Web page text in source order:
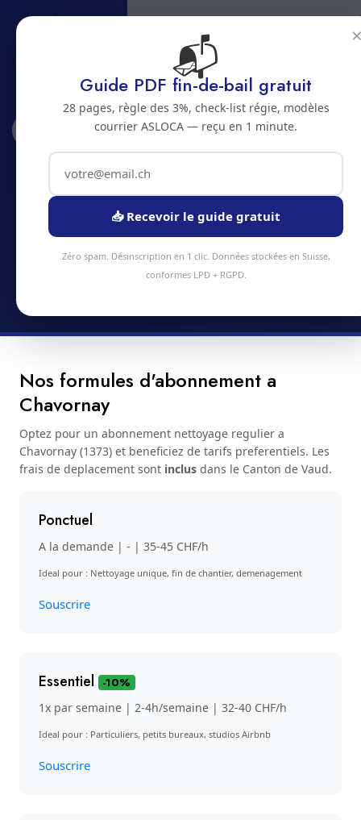
Accueil Abonnements Chavornay
Abonnement nettoyage a
Chavornay
Economisez jusqu'a 20% avec un abonnement
nettoyage regulier a Chavornay
Nos formules d'abonnement a
Chavornay
Optez pour un abonnement nettoyage regulier a
Chavornay (1373) et beneficiez de tarifs preferentiels. Les
frais de deplacement sont inclusdans le Canton de Vaud.
Ponctuel
A la demande | - | 35-45 CHF/h
Ideal pour : Nettoyage unique, fin de chantier, demenagement
Souscrire
Essentiel
-10%
1x par semaine | 2-4h/semaine | 32-40 CHF/h
Ideal pour : Particuliers, petits bureaux, studios Airbnb
Souscrire
📬
Guide PDF fin-de-bail gratuit
28 pages, règle des 3%, check-list régie, modèles
courrier ASLOCA — reçu en 1 minute.
📥 Recevoir le guide gratuit
Zéro spam. Désinscription en 1 clic. Données stockées en Suisse,
conformes LPD + RGPD.